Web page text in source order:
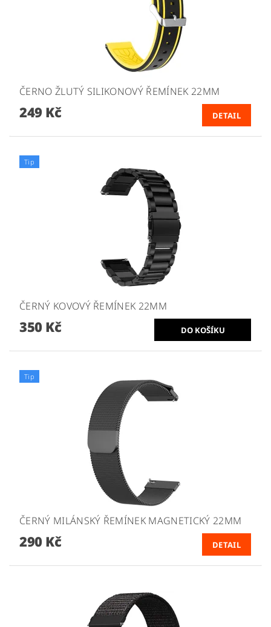
ČERNO ŽLUTÝ SILIKONOVÝ ŘEMÍNEK 22MM
249 Kč DETAIL
Tip
ČERNÝ KOVOVÝ ŘEMÍNEK 22MM
350 Kč
Tip
ČERNÝ MILÁNSKÝ ŘEMÍNEK MAGNETICKÝ 22MM
290 Kč DETAIL